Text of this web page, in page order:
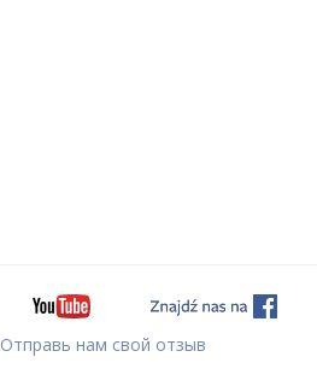
Отправь нам свой отзыв